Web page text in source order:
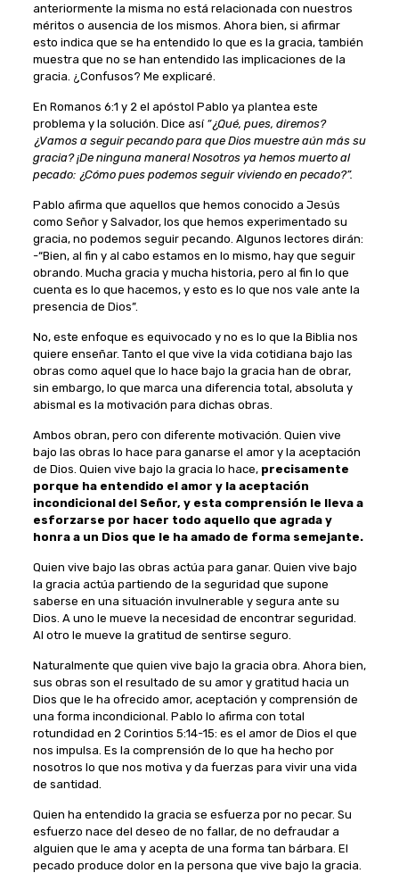
anteriormente la misma no está relacionada con nuestros
méritos o ausencia de los mismos. Ahora bien, si afirmar
esto indica que se ha entendido lo que es la gracia, también
muestra que no se han entendido las implicaciones de la
gracia. ¿Confusos? Me explicaré.
En Romanos 6:1 y 2 el apóstol Pablo ya plantea este
problema y la solución. Dice así“¿Qué, pues, diremos?
¿Vamos a seguir pecando para que Dios muestre aún más su
gracia? ¡De ninguna manera! Nosotros ya hemos muerto al
pecado: ¿Cómo pues podemos seguir viviendo en pecado?”.
Pablo afirma que aquellos que hemos conocido a Jesús
como Señor y Salvador, los que hemos experimentado su
gracia, no podemos seguir pecando. Algunos lectores dirán:
-“Bien, al fin y al cabo estamos en lo mismo, hay que seguir
obrando. Mucha gracia y mucha historia, pero al fin lo que
cuenta es lo que hacemos, y esto es lo que nos vale ante la
presencia de Dios”.
No, este enfoque es equivocado y no es lo que la Biblia nos
quiere enseñar. Tanto el que vive la vida cotidiana bajo las
obras como aquel que lo hace bajo la gracia han de obrar,
sin embargo, lo que marca una diferencia total, absoluta y
abismal es la motivación para dichas obras.
Ambos obran, pero con diferente motivación. Quien vive
bajo las obras lo hace para ganarse el amor y la aceptación
de Dios. Quien vive bajo la gracia lo hace, precisamente
porque ha entendido el amor y la aceptación
incondicional del Señor, y esta comprensión le lleva a
esforzarse por hacer todo aquello que agrada y
honra a un Dios que le ha amado de forma semejante.
Quien vive bajo las obras actúa para ganar. Quien vive bajo
la gracia actúa partiendo de la seguridad que supone
saberse en una situación invulnerable y segura ante su
Dios. A uno le mueve la necesidad de encontrar seguridad.
Al otro le mueve la gratitud de sentirse seguro.
Naturalmente que quien vive bajo la gracia obra. Ahora bien,
sus obras son el resultado de su amor y gratitud hacia un
Dios que le ha ofrecido amor, aceptación y comprensión de
una forma incondicional. Pablo lo afirma con total
rotundidad en 2 Corintios 5:14-15: es el amor de Dios el que
nos impulsa. Es la comprensión de lo que ha hecho por
nosotros lo que nos motiva y da fuerzas para vivir una vida
de santidad.
Quien ha entendido la gracia se esfuerza por no pecar. Su
esfuerzo nace del deseo de no fallar, de no defraudar a
alguien que le ama y acepta de una forma tan bárbara. El
pecado produce dolor en la persona que vive bajo la gracia.